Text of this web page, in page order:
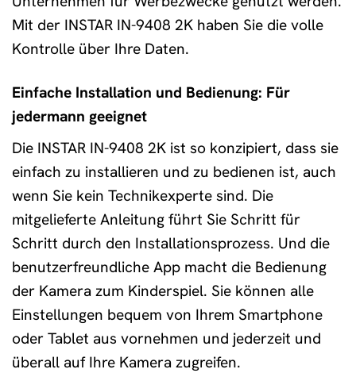
Mit der INSTAR IN-9408 2K haben Sie die volle
Kontrolle über Ihre Daten.
Einfache Installation und Bedienung: Für
jedermann geeignet
Die INSTAR IN-9408 2K ist so konzipiert, dass sie
einfach zu installieren und zu bedienen ist, auch
wenn Sie kein Technikexperte sind. Die
mitgelieferte Anleitung führt Sie Schritt für
Schritt durch den Installationsprozess. Und die
benutzerfreundliche App macht die Bedienung
der Kamera zum Kinderspiel. Sie können alle
Einstellungen bequem von Ihrem Smartphone
oder Tablet aus vornehmen und jederzeit und
überall auf Ihre Kamera zugreifen.